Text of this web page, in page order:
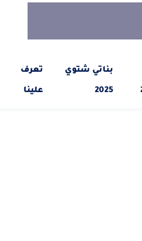
بناتي شتوي
2025
تعرف
علينا